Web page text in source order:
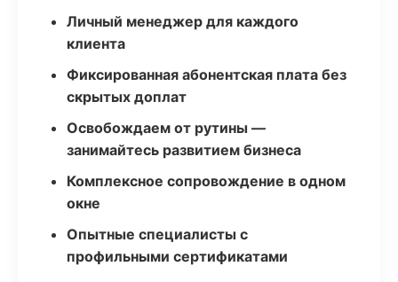
Личный менеджер для каждого
клиента
Фиксированная абонентская плата без
скрытых доплат
Освобождаем от рутины —
занимайтесь развитием бизнеса
Комплексное сопровождение в одном
окне
Опытные специалисты с
профильными сертификатами